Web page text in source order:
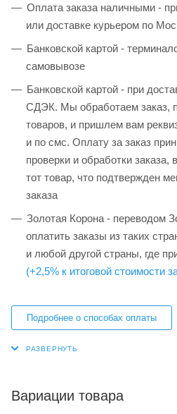
Оплата заказа наличными -
или доставке курьером по
Банковской картой -
самовывозе
Банковской картой - при
СДЭК. Мы обработаем заказ,
товаров, и пришлем вам
и по смс. Оплату за заказ
проверки и обработки заказа,
тот товар, что подтвержден
заказа
Золотая Корона - переводом
оплатить заказы из таких
и любой другой страны, где
(+2,5% к итоговой стоимости
Подробнее о способах оплаты
Вариации товара